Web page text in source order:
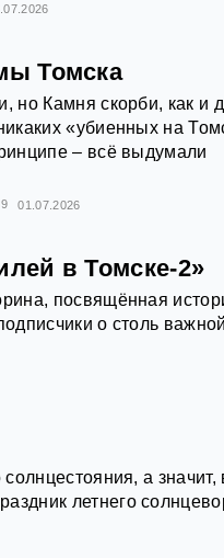
Томска
но Камня скорби, как и
«убиенных на
– всё выдумали
01.07.2026
в Томске-2»
посвящённая
о столь важной
а значит,
летнего